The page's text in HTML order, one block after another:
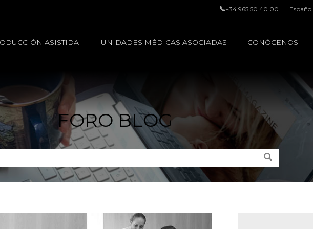
+34 965 50 40 00 Español
ASISTIDA UNIDADES MÉDICAS ASOCIADAS CONÓCENOS
FORO BLOG